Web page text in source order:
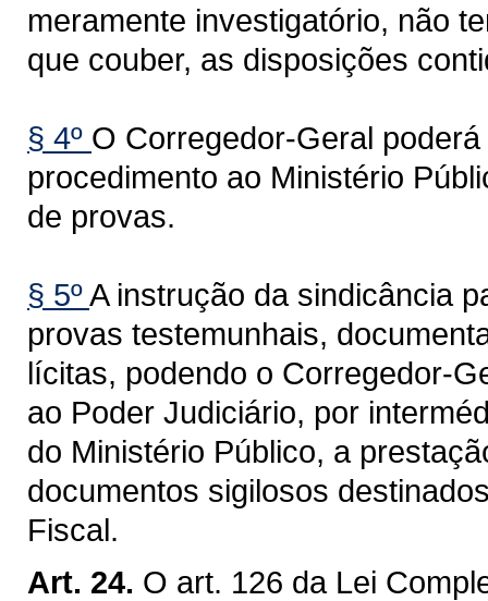
meramente investigatório, não
que couber, as disposições
§ 4º O Corregedor-Geral
procedimento ao Ministério
de provas.
§ 5ºA instrução da sindicância
provas testemunhais,
lícitas, podendo o Corregedor-
ao Poder Judiciário, por
do Ministério Público, a
documentos sigilosos
Fiscal.
Art. 24. O art. 126 da Lei